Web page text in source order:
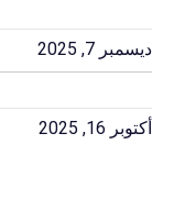
ديسمبر 7, 2025
أكتوبر 16, 2025